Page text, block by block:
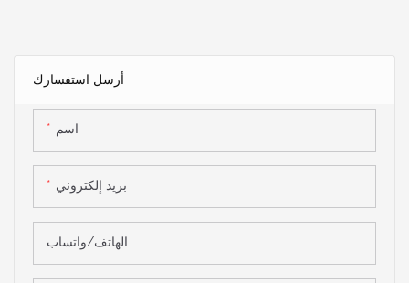
أرسل استفسارك
اسم
بريد إلكتروني
الهاتف/واتساب